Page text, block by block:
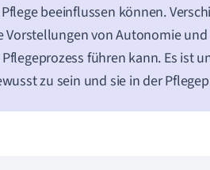
beeinflussen können.
Vorstellungen von Autonomie
führen kann. Es ist
zu sein und sie in der